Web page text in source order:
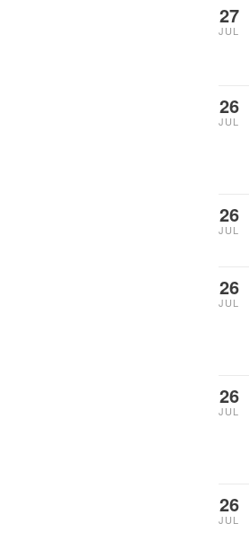
27
JUL
26
JUL
26
JUL
26
JUL
26
JUL
26
JUL